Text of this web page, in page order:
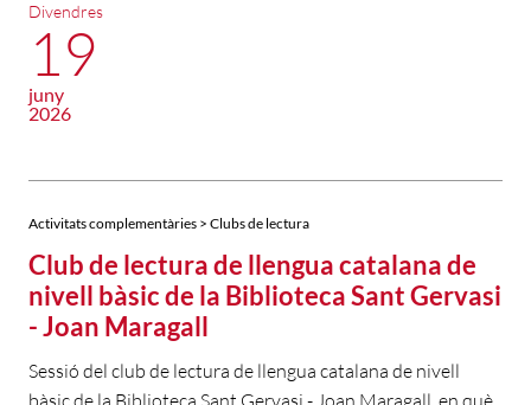
Divendres
19
juny
2026
Activitats complementàries > Clubs de lectura
Club de lectura de llengua catalana de
nivell bàsic de la Biblioteca Sant Gervasi
- Joan Maragall
Sessió del club de lectura de llengua catalana de nivell